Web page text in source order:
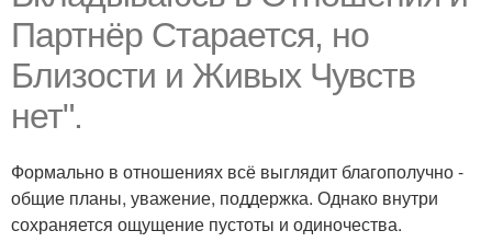
Партнёр Старается, но
Близости и Живых Чувств
нет".
Формально в отношениях всё выглядит благополучно -
общие планы, уважение, поддержка. Однако внутри
сохраняется ощущение пустоты и одиночества.